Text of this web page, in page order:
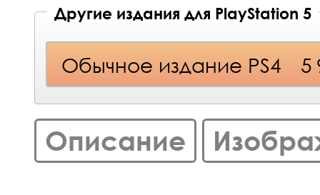
Другие издания для PlayStation 5
Обычное издание PS4 5
Описание